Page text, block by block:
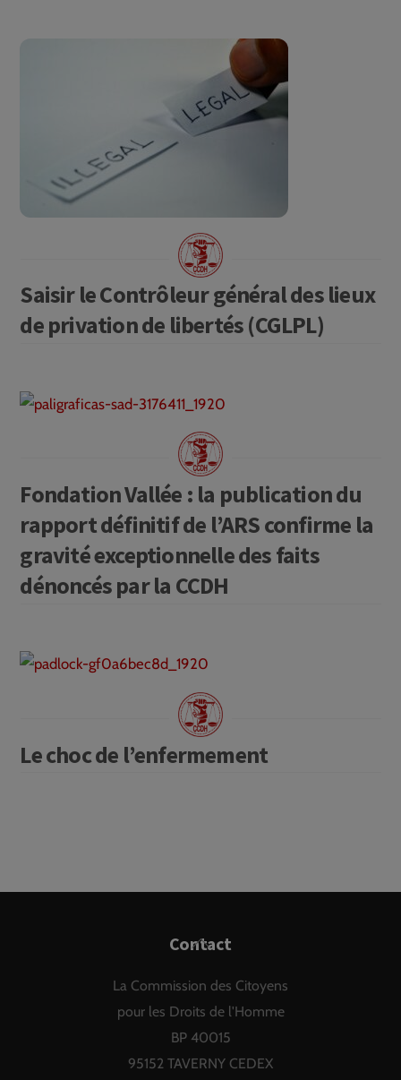
Saisir le Contrôleur général des lieux
de privation de libertés (CGLPL)
Fondation Vallée : la publication du
rapport définitif de l’ARS confirme la
gravité exceptionnelle des faits
dénoncés par la CCDH
Le choc de l’enfermement
Back
Top
Contact
La Commission des Citoyens
pour les Droits de l'Homme
BP 40015
95152 TAVERNY CEDEX